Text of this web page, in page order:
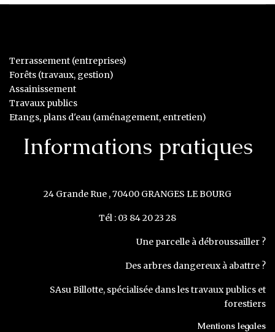
Terrassement (entreprises)
Forêts (travaux, gestion)
Assainissement
Travaux publics
Etangs, plans d'eau (aménagement, entretien)
Informations pratiques
24 Grande Rue , 70400 GRANGES LE BOURG
Tél : 03 84 20 23 28
Une parcelle à débroussailler ?
Des arbres dangereux à abattre ?
SAsu Billotte, spécialisée dans les travaux publics et
forestiers
Mentions legales